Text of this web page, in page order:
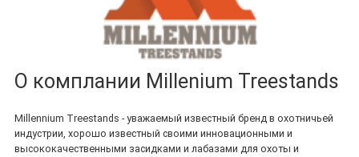
О комплании Millenium Treestands
Millennium Treestands - уважаемый известный бренд в охотничьей
индустрии, хорошо известный своими инновационными и
высококачественными засидками и лабазами для охоты и